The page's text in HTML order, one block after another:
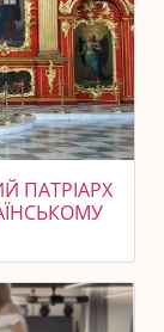
ПАТРІАРХ